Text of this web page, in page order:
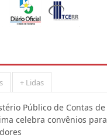
+ Lidas
Público de Contas de
celebra convênios para